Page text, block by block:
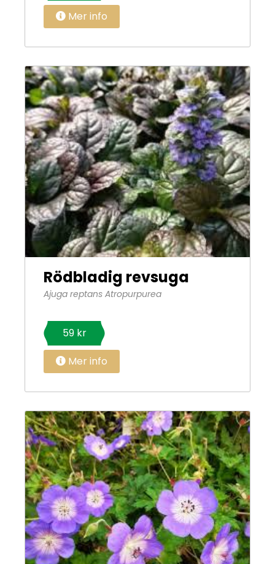
Mer info
Rödbladig revsuga
Ajuga reptans Atropurpurea
59 kr
Mer info